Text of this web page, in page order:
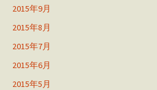
2015年9月
2015年8月
2015年7月
2015年6月
2015年5月